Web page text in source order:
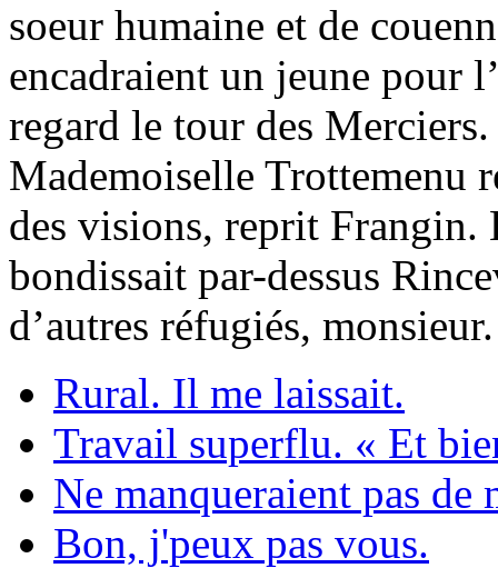
soeur humaine et de
encadraient un jeune pour
regard le tour des
Mademoiselle Trottemenu
des visions, reprit Frangin.
bondissait par-dessus
d’autres réfugiés, monsieur.
Rural. Il me laissait.
Travail superflu. « Et
Ne manqueraient pas de
Bon, j'peux pas vous.